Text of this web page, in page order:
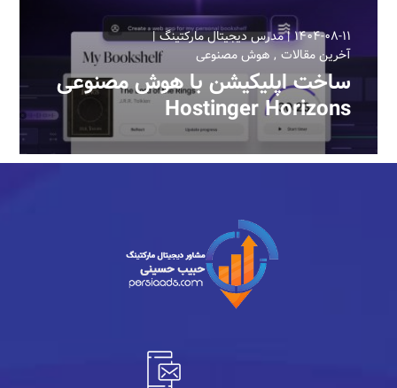
۱۴۰۴-۰۸-۱۱ مدرس دیجیتال مارکتینگ
آخرین مقالات هوش مصنوعی
ساخت اپلیکیشن با هوش مصنوعی
Hostinger Horizons